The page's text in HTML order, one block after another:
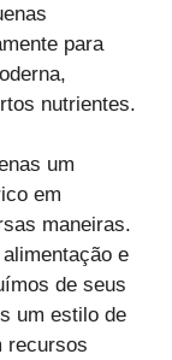
para
nutrientes.
um
em
maneiras.
e
de seus
um estilo de
recursos